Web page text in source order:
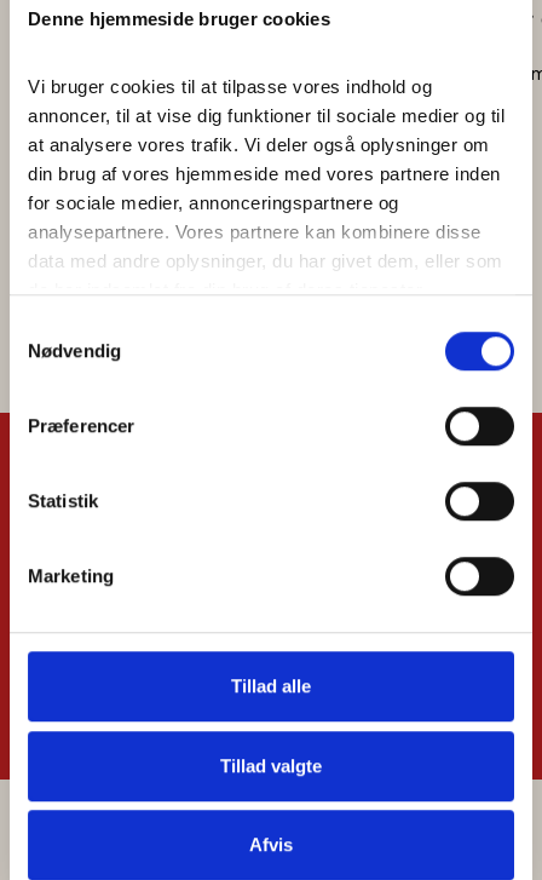
Denne hjemmeside bruger cookies
Vi bruger cookies til at tilpasse vores indhold og
annoncer, til at vise dig funktioner til sociale medier og til
at analysere vores trafik. Vi deler også oplysninger om
din brug af vores hjemmeside med vores partnere inden
for sociale medier, annonceringspartnere og
analysepartnere. Vores partnere kan kombinere disse
data med andre oplysninger, du har givet dem, eller som
de har indsamlet fra din brug af deres tjenester.
Goolges Privatlivspolitik
Nødvendig
Præferencer
Statistik
Marketing
Tillad alle
Tillad valgte
Afvis
Læs
Se alle
i Klim Sparekasse
Bliv kunde Brug for hjælp ?